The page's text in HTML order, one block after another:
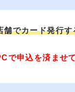
でカード発行
で申込を済ませ